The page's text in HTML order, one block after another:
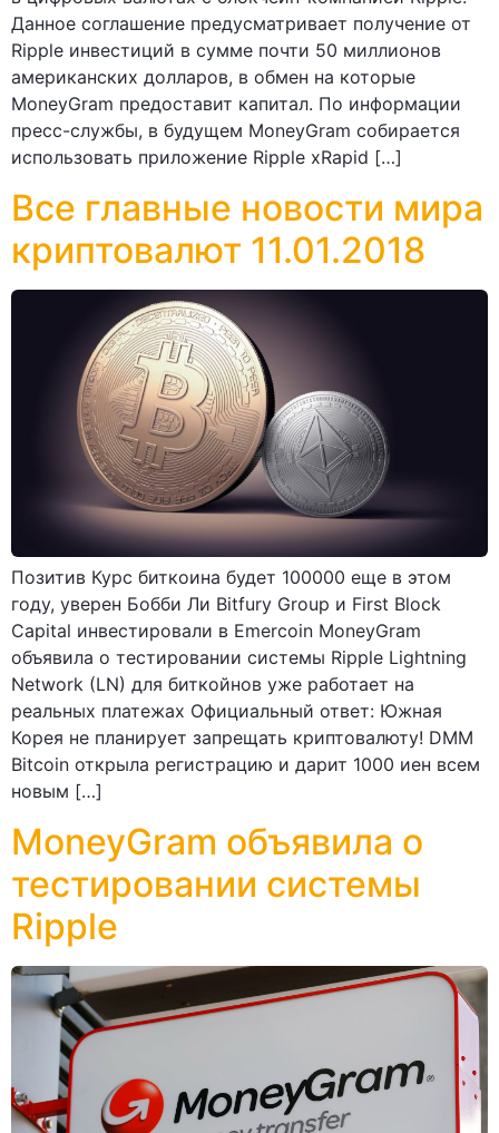
Данное соглашение предусматривает получение от
Ripple инвестиций в сумме почти 50 миллионов
американских долларов, в обмен на которые
MoneyGram предоставит капитал. По информации
пресс-службы, в будущем MoneyGram собирается
использовать приложение Ripple xRapid […]
Все главные новости мира
криптовалют 11.01.2018
Позитив Курс биткоина будет 100000 еще в этом
году, уверен Бобби Ли Bitfury Group и First Block
Capital инвестировали в Emercoin MoneyGram
объявила о тестировании системы Ripple Lightning
Network (LN) для биткойнов уже работает на
реальных платежах Официальный ответ: Южная
Корея не планирует запрещать криптовалюту! DMM
Bitcoin открыла регистрацию и дарит 1000 иен всем
новым […]
MoneyGram объявила о
тестировании системы
Ripple